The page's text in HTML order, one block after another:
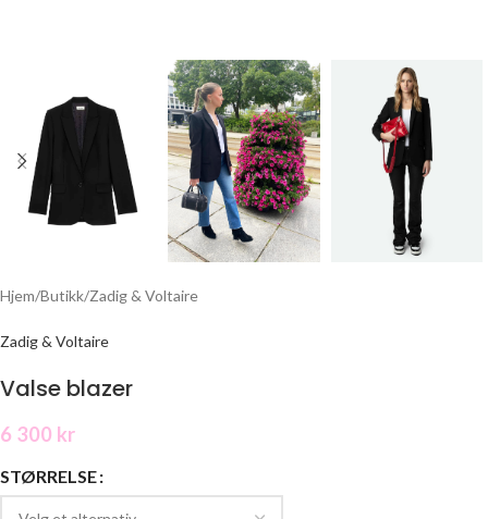
Hjem/Butikk/Zadig & Voltaire
Zadig & Voltaire
Valse blazer
6 300 kr
STØRRELSE